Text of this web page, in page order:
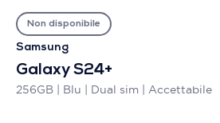
Samsung
Galaxy S24+
256GB | Blu | Dual sim | Accettabile
Non disponibile